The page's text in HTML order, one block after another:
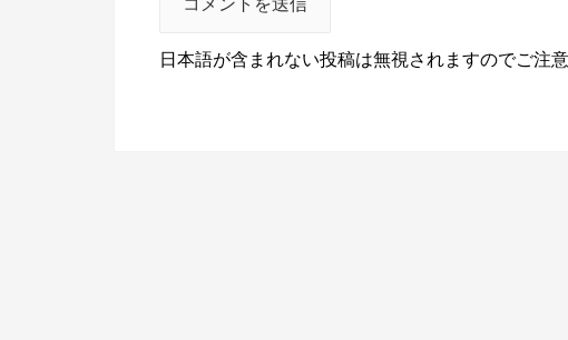
日本語が含まれない投稿は無視されますのでご注